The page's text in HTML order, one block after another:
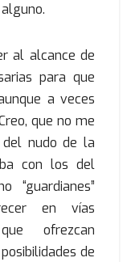
al alcance de
para que
a veces
que no me
nudo de la
con los del
“guardianes”
en vías
ofrezcan
de